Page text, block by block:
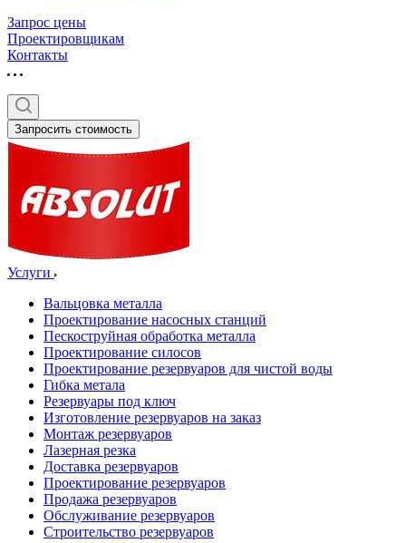
Запрос цены
Проектировщикам
Контакты
Запросить стоимость
Услуги
Вальцовка металла
Проектирование насосных станций
Пескоструйная обработка металла
Проектирование силосов
Проектирование резервуаров для чистой воды
Гибка метала
Резервуары под ключ
Изготовление резервуаров на заказ
Монтаж резервуаров
Лазерная резка
Доставка резервуаров
Проектирование резервуаров
Продажа резервуаров
Обслуживание резервуаров
Cтроительство резервуаров